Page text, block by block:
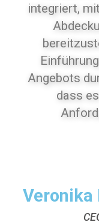
integriert,
Angebots
dass